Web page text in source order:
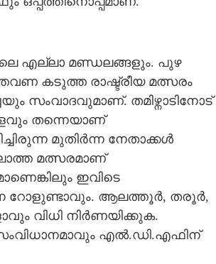
എല്ലാ മണ്ഡലങ്ങളും. പുഴ
കടുത്ത രാഷ്ട്രീയ മത്സരം
സംവാദവുമാണ്. തമിഴ്നാടിനോട്
തന്നെയാണ്
മുതിർന്ന നേതാക്കൾ
മത്സരമാണ്
ഇവിടെ
റോളുണ്ടാവും. ആലത്തൂർ, തരൂർ,
വിധി നിർണയിക്കുക.
എൽ.ഡി.എഫിന്